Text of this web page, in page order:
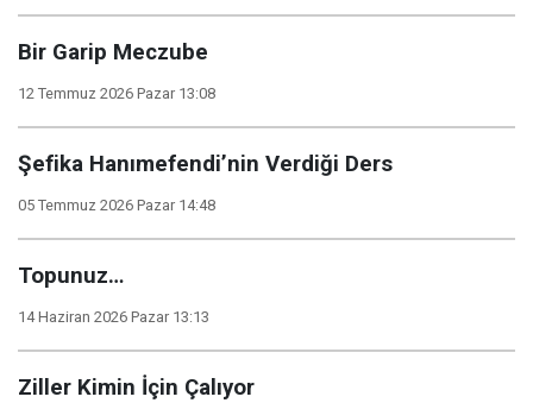
Bir Garip Meczube
12 Temmuz 2026 Pazar 13:08
Şefika Hanımefendi’nin Verdiği Ders
05 Temmuz 2026 Pazar 14:48
Topunuz…
14 Haziran 2026 Pazar 13:13
Ziller Kimin İçin Çalıyor